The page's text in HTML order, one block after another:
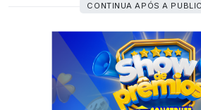
CONTINUA APÓS A